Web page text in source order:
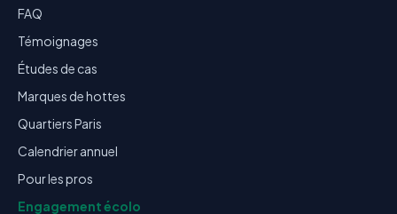
FAQ
Témoignages
Études de cas
Marques de hottes
Quartiers Paris
Calendrier annuel
Pour les pros
Engagement écolo